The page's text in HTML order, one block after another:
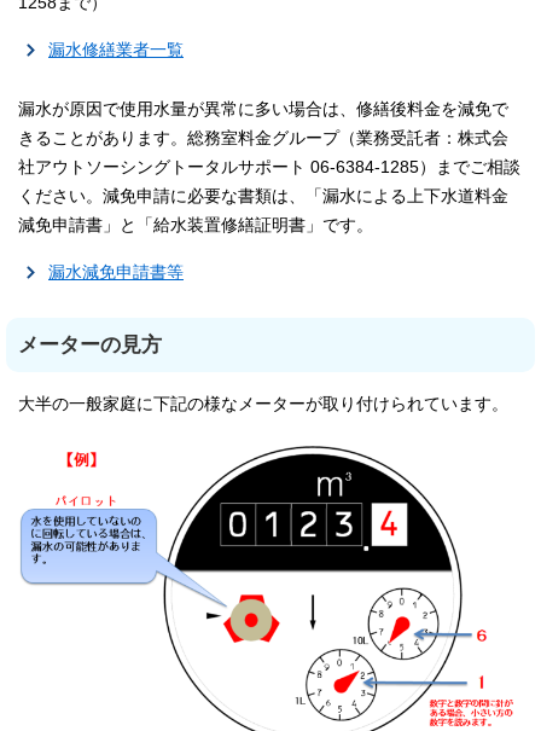
漏水修繕業者一覧
漏水が原因で使用水量が異常に多い場合は、修繕後料金を減免で
きることがあります。総務室料金グループ（業務受託者：株式会
社アウトソーシングトータルサポート 06-6384-1285）までご相談
ください。減免申請に必要な書類は、「漏水による上下水道料金
減免申請書」と「給水装置修繕証明書」です。
漏水減免申請書等
メーターの見方
大半の一般家庭に下記の様なメーターが取り付けられています。